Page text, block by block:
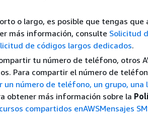
o largo, es posible que tengas que
más información, consulte Solicitud
de códigos largos dedicados.
tu número de teléfono, otros
Para compartir el número de
un número de teléfono, un grupo, una
obtener más información sobre la
compartidos enAWSMensajes